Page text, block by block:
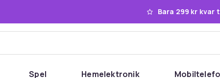
Bara 299 kr kvar
Spel Hemelektronik